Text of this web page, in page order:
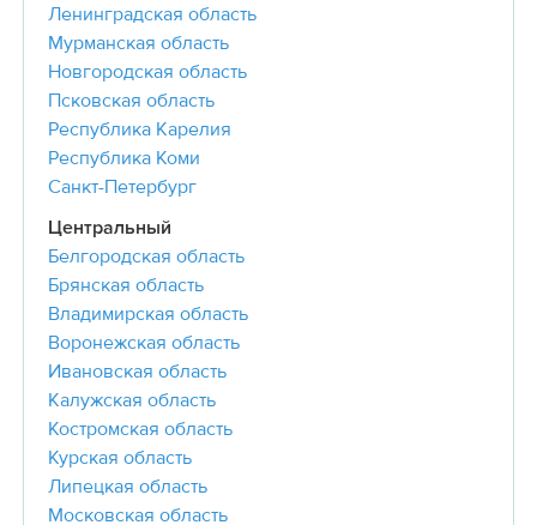
Ленинградская область
Мурманская область
Новгородская область
Псковская область
Республика Карелия
Республика Коми
Санкт-Петербург
Центральный
Белгородская область
Брянская область
Владимирская область
Воронежская область
Ивановская область
Калужская область
Костромская область
Курская область
Липецкая область
Московская область